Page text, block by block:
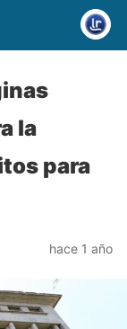
la
para
hace 1 año